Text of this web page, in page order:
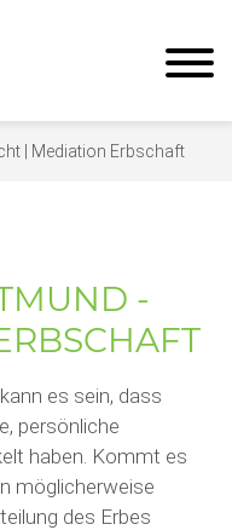
Mediation Erbschaft
-
es sein, dass
persönliche
haben. Kommt es
möglicherweise
des Erbes